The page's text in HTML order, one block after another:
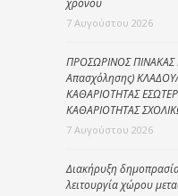
7 Αυγούστου 2026
ΠΡΟΣΩΡΙΝΟΣ ΠΙΝΑΚΑΣ
Απασχόλησης)
ΚΑΘΑΡΙΟΤΗΤΑΣ
ΚΑΘΑΡΙΟΤΗΤΑΣ
7 Αυγούστου 2026
Διακήρυξη
λειτουργία χώρου